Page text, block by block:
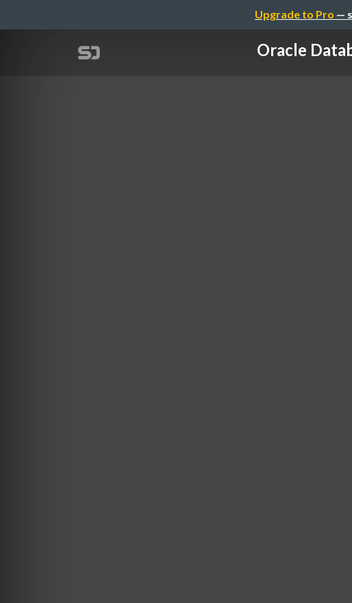
Upgrade to Pro —
Oracle